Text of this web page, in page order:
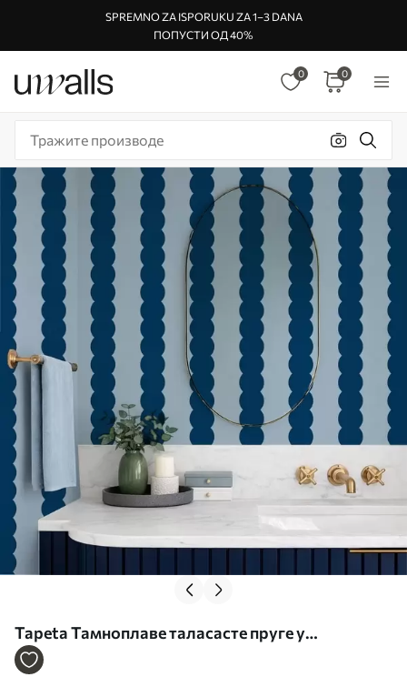
SPREMNO ZA ISPORUKU ZA 1–3 DANA
ПОПУСТИ ОД 40%
0 0
Tapeta Тамноплаве таласасте пруге у
минималистичком стилу бр. a01182v3